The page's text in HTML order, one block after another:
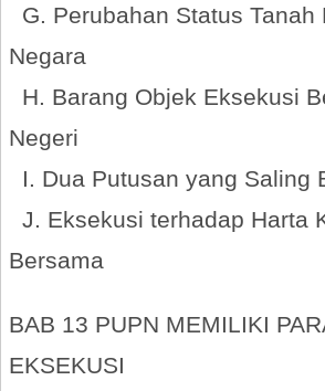
G. Perubahan Status Tanah
Negara
H. Barang Objek Eksekusi
Negeri
I. Dua Putusan yang Saling
J. Eksekusi terhadap Harta
Bersama
BAB 13 PUPN MEMILIKI
EKSEKUSI